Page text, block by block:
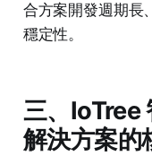
合方案開發週期長
穩定性。
三、IoTree
解決方案的